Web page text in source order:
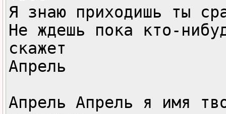
Я знаю приходишь ты
Не ждешь пока кто-
скажет
Апрель
Апрель Апрель я имя